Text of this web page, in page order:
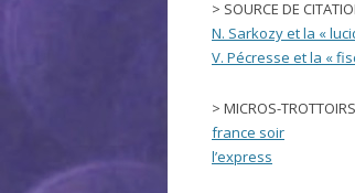
> SOURCE DE
N. Sarkozy et la «
V. Pécresse et la «
> MICROS-TROTTOIRS
france soir
l’express